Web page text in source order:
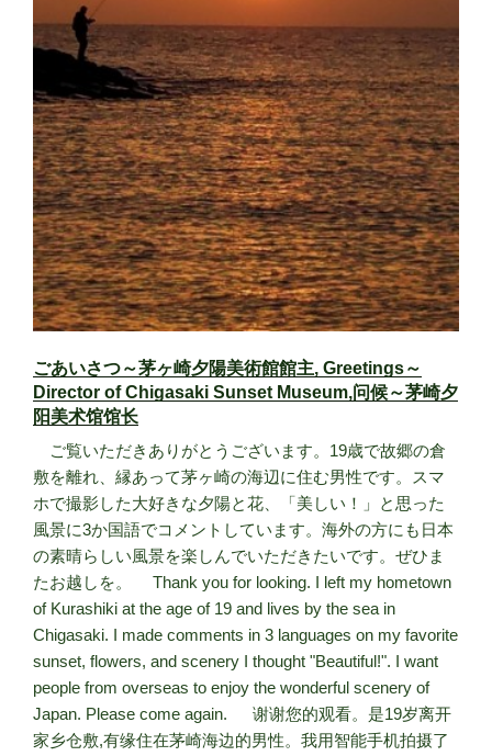
ごあいさつ～茅ヶ崎夕陽美術館館主, Greetings～
Director of Chigasaki Sunset Museum,问候～茅崎夕
阳美术馆馆长
ご覧いただきありがとうございます。19歳で故郷の倉
敷を離れ、縁あって茅ヶ崎の海辺に住む男性です。スマ
ホで撮影した大好きな夕陽と花、「美しい！」と思った
風景に3か国語でコメントしています。海外の方にも日本
の素晴らしい風景を楽しんでいただきたいです。ぜひま
たお越しを。 Thank you for looking. I left my hometown
of Kurashiki at the age of 19 and lives by the sea in
Chigasaki. I made comments in 3 languages on my favorite
sunset, flowers, and scenery I thought "Beautiful!". I want
people from overseas to enjoy the wonderful scenery of
Japan. Please come again. 谢谢您的观看。是19岁离开
家乡仓敷,有缘住在茅崎海边的男性。我用智能手机拍摄了